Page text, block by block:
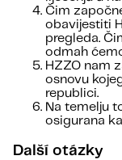
Čim
obavijestiti
pregleda.
odmah
HZZO nam
osnovu
republici.
Na temelju
osigurana
Další otázky